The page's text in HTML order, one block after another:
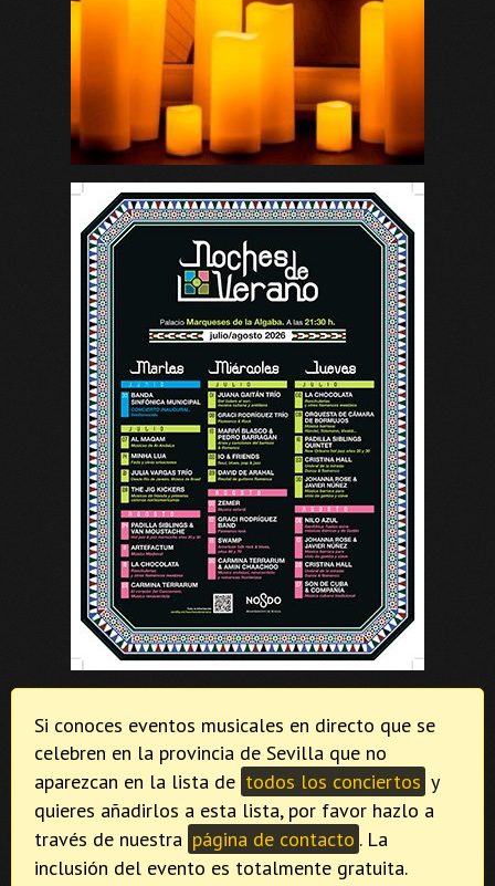
Si conoces eventos musicales en directo que se
celebren en la provincia de Sevilla que no
aparezcan en la lista de todos los conciertos y
quieres añadirlos a esta lista, por favor hazlo a
través de nuestra página de contacto . La
inclusión del evento es totalmente gratuita.